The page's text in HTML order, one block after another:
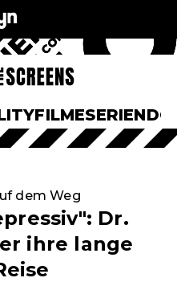
FILMESERIEN
dem Weg
Dr.
ihre lange